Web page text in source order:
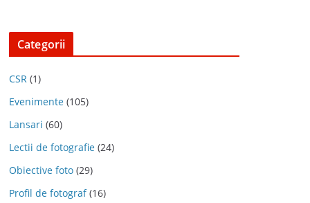
Categorii
CSR (1)
Evenimente (105)
Lansari (60)
Lectii de fotografie (24)
Obiective foto (29)
Profil de fotograf(16)